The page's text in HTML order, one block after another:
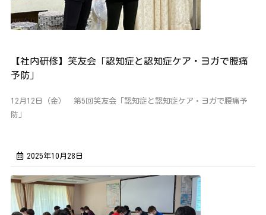
【社内研修】笑友会「認知症と認知症ケア・ヨガで腰痛
予防」
12月12日（金） 第5回笑友会「認知症と認知症ケア・ヨガで腰痛予
防」
2025年10月28日